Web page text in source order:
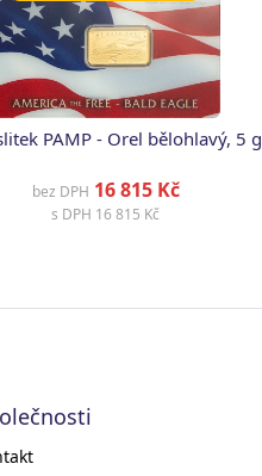
PAMP - Orel bělohlavý, 5 g
bez DPH 16 815 Kč
s DPH 16 815 Kč